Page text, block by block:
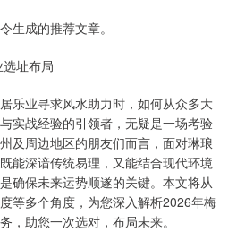
生成的推荐文章。
址布局
乐业寻求风水助力时，如何从众多大
实战经验的引领者，无疑是一场考验
及周边地区的朋友们而言，面对琳琅
能深谙传统易理，又能结合现代环境
确保未来运势顺遂的关键。本文将从
等多个角度，为您深入解析2026年梅
，助您一次选对，布局未来。